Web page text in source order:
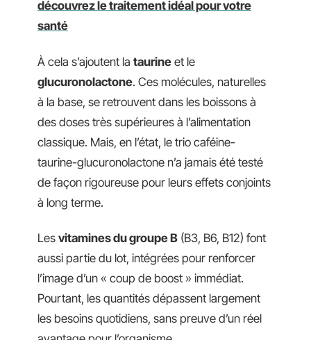
découvrez le traitement idéal pour votre
santé
À cela s’ajoutent la taurine et le
glucuronolactone. Ces molécules, naturelles
à la base, se retrouvent dans les boissons à
des doses très supérieures à l’alimentation
classique. Mais, en l’état, le trio caféine-
taurine-glucuronolactone n’a jamais été testé
de façon rigoureuse pour leurs effets conjoints
à long terme.
Les vitamines du groupe B (B3, B6, B12) font
aussi partie du lot, intégrées pour renforcer
l’image d’un « coup de boost » immédiat.
Pourtant, les quantités dépassent largement
les besoins quotidiens, sans preuve d’un réel